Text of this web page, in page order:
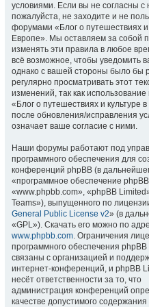
условиями. Если вы не согласны с
пожалуйста, не заходите и не
форумами «Блог о путешествиях и
Европе». Мы оставляем за собой
изменять эти правила в любое
всё возможное, чтобы уведомить
однако с вашей стороны было бы
регулярно просматривать этот
изменений, так как
«Блог о путешествиях и культуре
после обновления/исправления
означает ваше согласие с ними.
Наши форумы работают под
программного обеспечения для
конференций phpBB (в
«программное обеспечение
«www.phpbb.com», «phpBB
Teams»), выпущенного по
General Public License v2» (в
«GPL»). Скачать его можно по
www.phpbb.com. Ограничения
программного обеспечения phpBB
связаны с организацией и
интернет-конференций, и phpBB
несёт ответственности за то, что
администрация конференций
качестве допустимого содержания